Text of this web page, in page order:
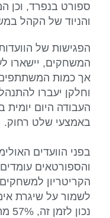
ספורט בנפרד, וכן
והניוד של הקהל
הפגישות של
המשחקים, יישארו
אך כמות
וחלקן יעברו
העבודה היום יומית
באמצעי שלט רחוק.
בפני הוועדים
והספורטאים
הקריטריון
לשמור על שיגרת